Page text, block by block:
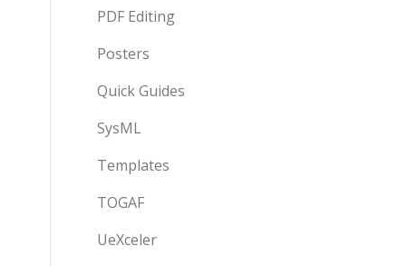
PDF Editing
Posters
Quick Guides
SysML
Templates
TOGAF
UeXceler